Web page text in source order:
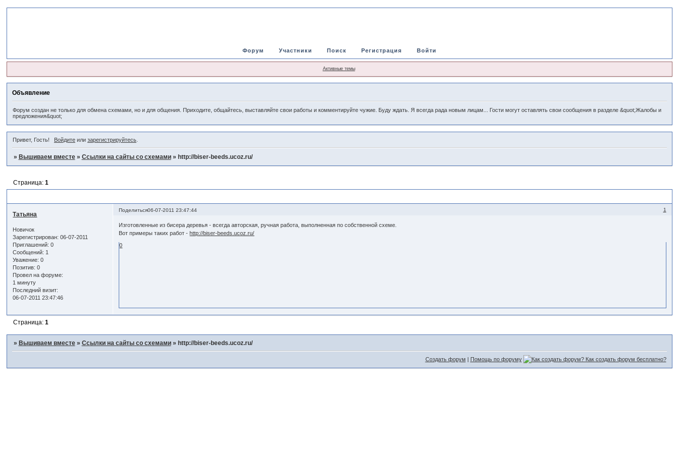
Форум Участники Поиск Регистрация Войти
Активные темы
Объявление
Форум создан не только для обмена схемами, но и для общения. Приходите, общайтесь, выставляйте свои работы и комментируйте чужие. Буду ждать. Я всегда рада новым лицам... Гости могут оставлять свои сообщения в разделе &quot;Жалобы и
предложения&quot;
Привет, Гость! Войдитеили зарегистрируйтесь.
» Вышиваем вместе » Ссылки на сайты со схемами » http://biser-beeds.ucoz.ru/
Страница: 1
Поделиться 1
06-07-2011 23:47:44
Татьяна
Новичок
Зарегистрирован: 06-07-2011
Приглашений: 0
Сообщений: 1
Уважение: 0
Позитив: 0
Провел на форуме:
1 минуту
Последний визит:
06-07-2011 23:47:46
Изготовленные из бисера деревья - всегда авторская, ручная работа, выполненная по собственной схеме.
Вот примеры таких работ -http://biser-beeds.ucoz.ru/
0
Страница: 1
» Вышиваем вместе » Ссылки на сайты со схемами » http://biser-beeds.ucoz.ru/
Создать форум | Помощь по форуму